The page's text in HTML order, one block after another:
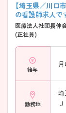
【埼玉県／川口
の看護師求人で
医療法人社団長伸
(正社員)
給与
勤務地